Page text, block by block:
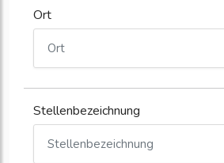
Ort
Stellenbezeichnung